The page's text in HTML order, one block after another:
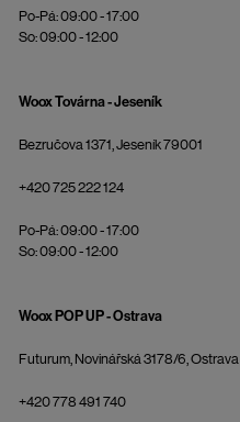
Po-Pá: 09:00 - 17:00
So: 09:00 - 12:00
Woox Továrna - Jeseník
Bezručova 1371, Jeseník 79001
+420 725 222 124
Po-Pá: 09:00 - 17:00
So: 09:00 - 12:00
Woox POP UP - Ostrava
Futurum, Novinářská 3178/6, Ostrava
+420 778 491 740